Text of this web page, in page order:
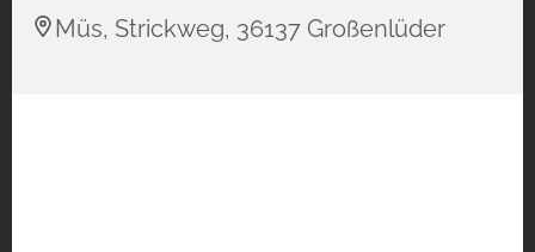
Müs, Strickweg, 36137 Großenlüder